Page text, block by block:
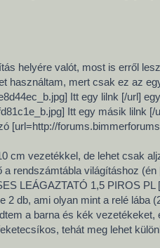
helyére valót, most is erről
használtam, mert csak ez az
Itt egy lilnk [/url]
Itt egy másik lilnk [/
[url=http://
cm vezetékkel, de lehet csak
rendszámtábla világításhoz
LEÁGAZTATÓ 1,5 PIROS PL
2 db, ami olyan mint a relé lába
a barna és kék
tehát meg lehet